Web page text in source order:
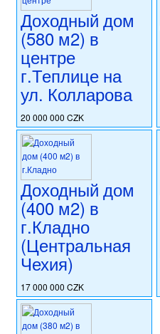
коммерческого использования
состояние: стандарт
номер объекта: 20617
Доходный дом
(580 м2) в
центре
г.Теплице на
ул. Колларова
20 000 000 CZK
регион:Теплице
раздел: объекты для
коммерческого использования
состояние: требуется
частичная реконструкция
номер объекта:20599
Доходный дом
(400 м2) в
г.Кладно
(Центральная
Чехия)
17 000 000 CZK
регион:Центральная Чехия
раздел: объекты для
коммерческого использования